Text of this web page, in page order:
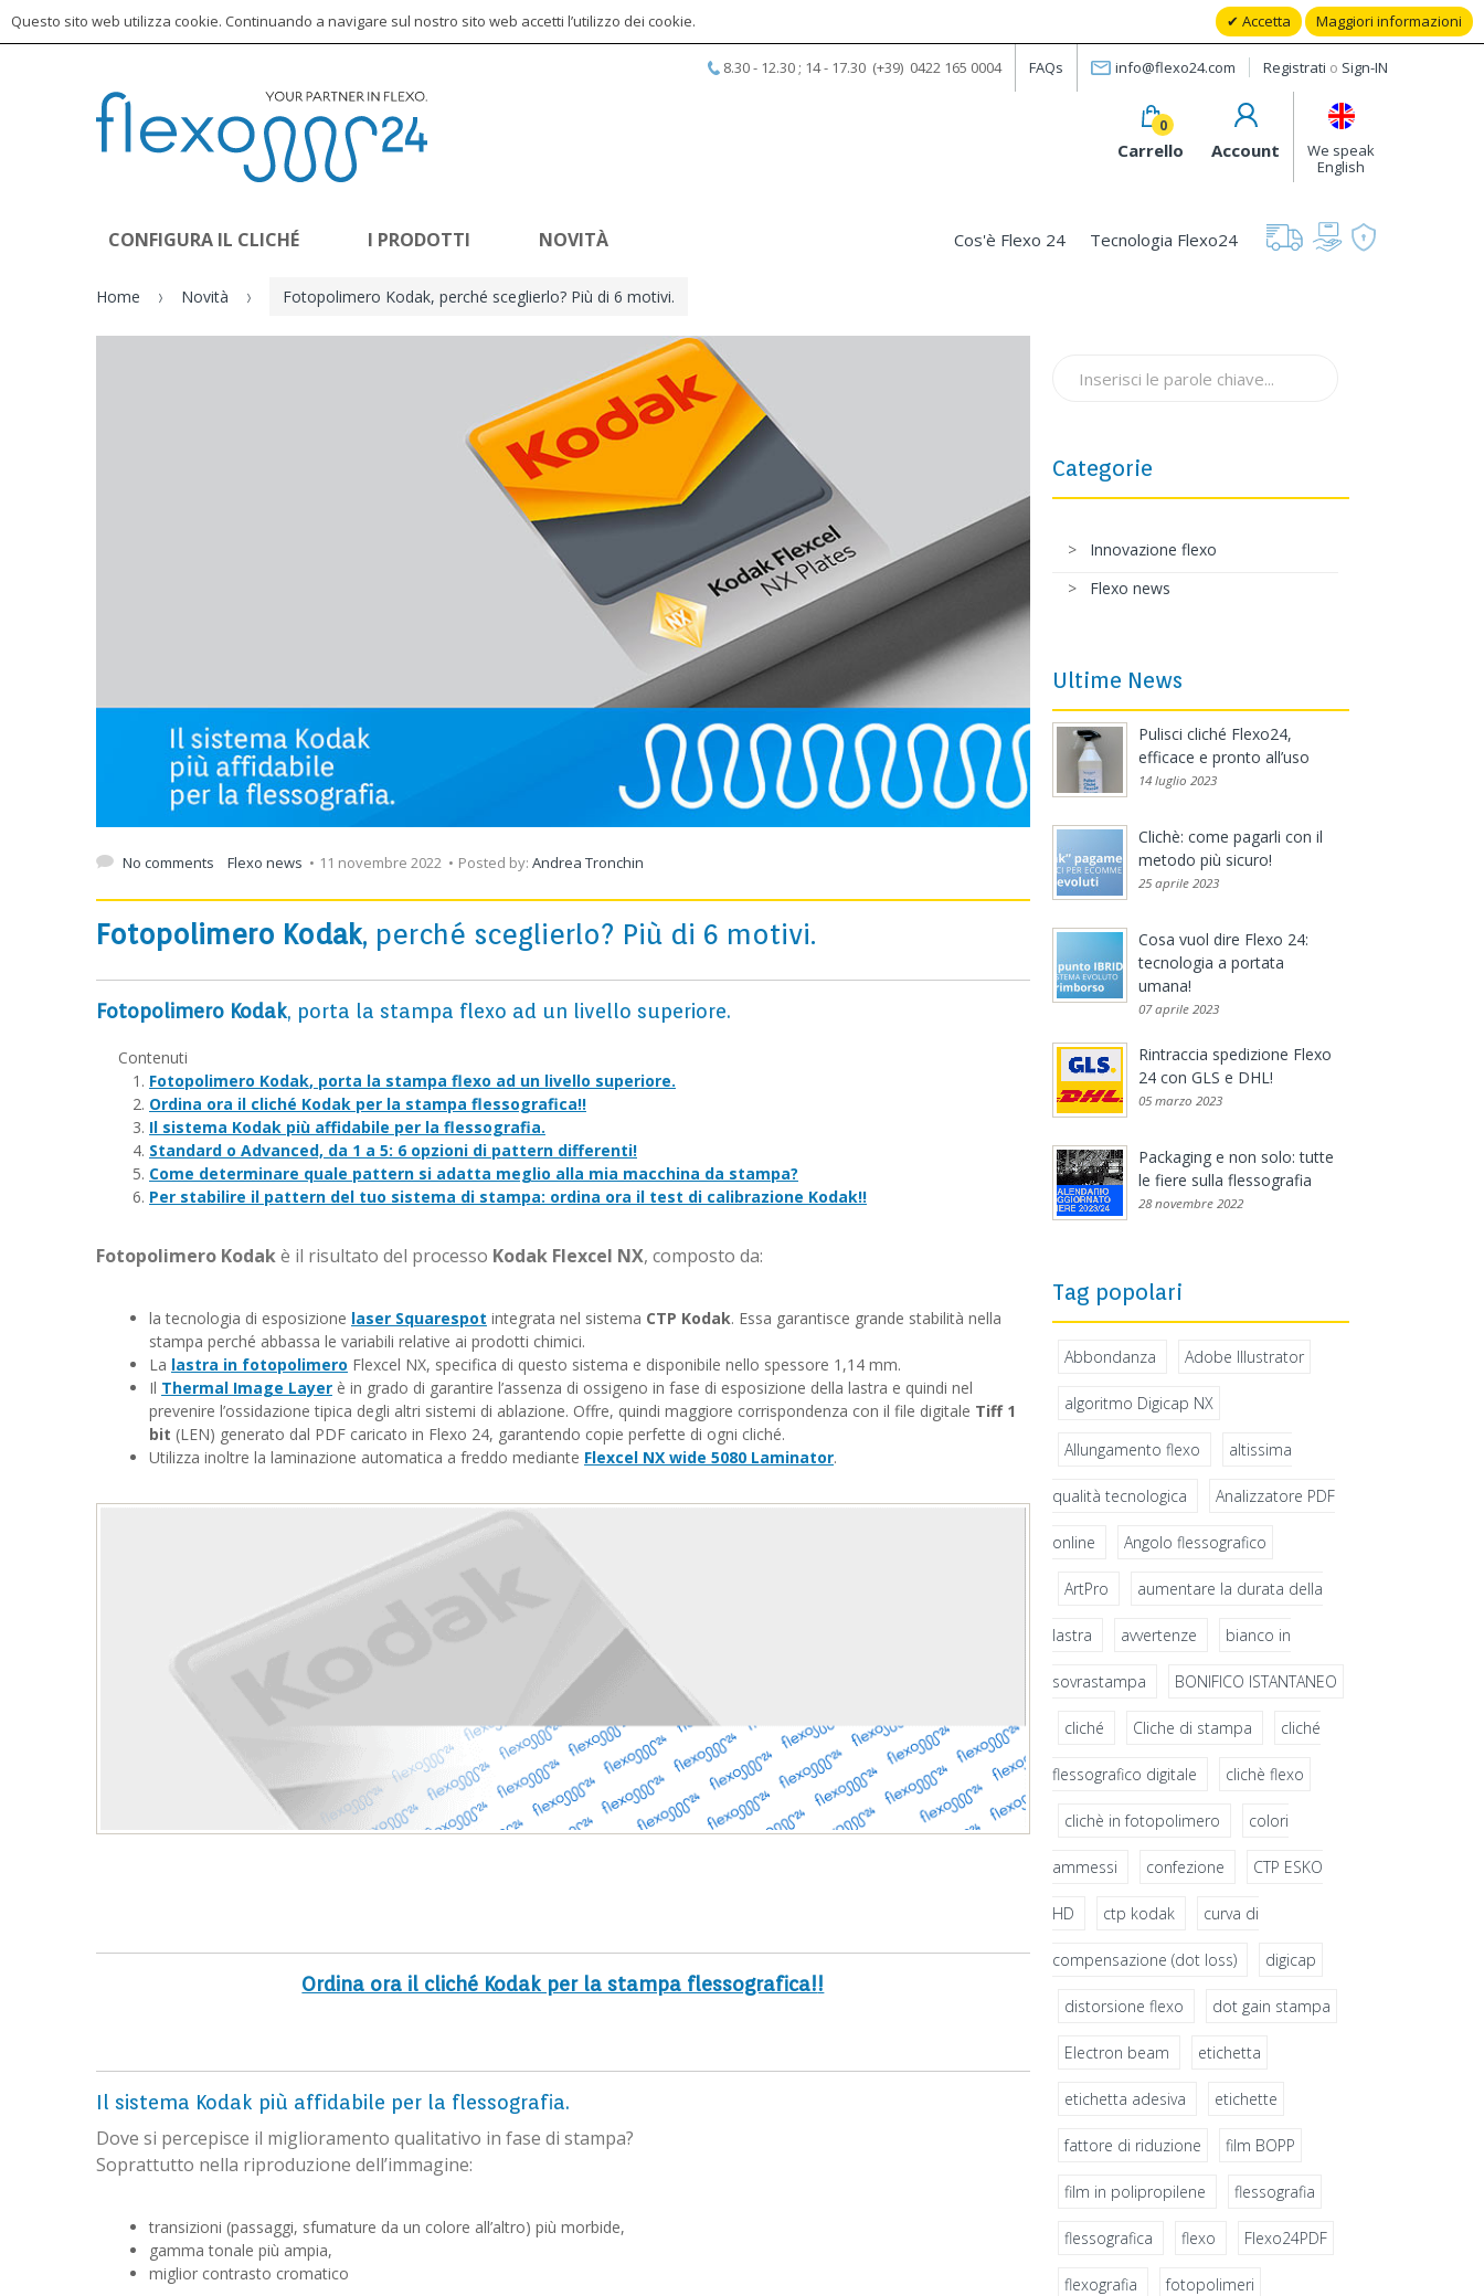
Questo sito web utilizza cookie. Continuando a navigare sul nostro sito web accetti l’utilizzo dei cookie. Accetta Maggiori informazioni
8.30 - 12.30 ; 14 - 17.30 (+39) 0422 165 0004 FAQs info@flexo24.com Registrati o Sign-IN
Carrello
0
Account
We speak
English
CONFIGURA IL CLICHÉ I PRODOTTI NOVITÀ Cos'è Flexo 24 Tecnologia Flexo24
Home Novità Fotopolimero Kodak, perché sceglierlo? Più di 6 motivi.
No comments Flexo news 11 novembre 2022 Posted by: Andrea Tronchin
Fotopolimero Kodak, perché sceglierlo? Più di 6 motivi.
Fotopolimero Kodak, porta la stampa flexo ad un livello superiore.
Contenuti
Fotopolimero Kodak, porta la stampa flexo ad un livello superiore.
Ordina ora il cliché Kodak per la stampa flessografica!!
Il sistema Kodak più affidabile per la flessografia.
Standard o Advanced, da 1 a 5: 6 opzioni di pattern differenti!
Come determinare quale pattern si adatta meglio alla mia macchina da stampa?
Per stabilire il pattern del tuo sistema di stampa: ordina ora il test di calibrazione Kodak!!
Fotopolimero Kodakè il risultato del processo Kodak Flexcel NX, composto da:
la tecnologia di esposizione laser Squarespot integrata nel sistema CTP Kodak. Essa garantisce grande stabilità nella
stampa perché abbassa le variabili relative ai prodotti chimici.
La lastra in fotopolimero Flexcel NX, specifica di questo sistema e disponibile nello spessore 1,14 mm.
Il Thermal Image Layer è in grado di garantire l’assenza di ossigeno in fase di esposizione della lastra e quindi nel
prevenire l’ossidazione tipica degli altri sistemi di ablazione. Offre, quindi maggiore corrispondenza con il file digitale Tiff 1
bit (LEN) generato dal PDF caricato in Flexo 24, garantendo copie perfette di ogni cliché.
Utilizza inoltre la laminazione automatica a freddo mediante Flexcel NX wide 5080 Laminator.
Ordina ora il cliché Kodak per la stampa flessografica!!
Il sistema Kodak più affidabile per la flessografia.
Dove si percepisce il miglioramento qualitativo in fase di stampa?
Soprattutto nella riproduzione dell’immagine:
transizioni (passaggi, sfumature da un colore all’altro) più morbide,
gamma tonale più ampia,
miglior contrasto cromatico
Categorie
Innovazione flexo
Flexo news
Ultime News
Pulisci cliché Flexo24,
efficace e pronto all’uso
14 luglio 2023
Clichè: come pagarli con il
metodo più sicuro!
25 aprile 2023
Cosa vuol dire Flexo 24:
tecnologia a portata
umana!
07 aprile 2023
Rintraccia spedizione Flexo
24 con GLS e DHL!
05 marzo 2023
Packaging e non solo: tutte
le fiere sulla flessografia
28 novembre 2022
Tag popolari
Abbondanza Adobe Illustrator
algoritmo Digicap NX
Allungamento flexo altissima
qualità tecnologica Analizzatore PDF
online Angolo flessografico
ArtPro aumentare la durata della
lastra avvertenze bianco in
sovrastampa BONIFICO ISTANTANEO
cliché Cliche di stampa cliché
flessografico digitale clichè flexo
clichè in fotopolimero colori
ammessi confezione CTP ESKO
HD ctp kodak curva di
compensazione (dot loss) digicap
distorsione flexo dot gain stampa
Electron beam etichetta
etichetta adesiva etichette
fattore di riduzione​ film BOPP
film in polipropilene flessografia
flessografica flexo Flexo24PDF
flexografia fotopolimeri